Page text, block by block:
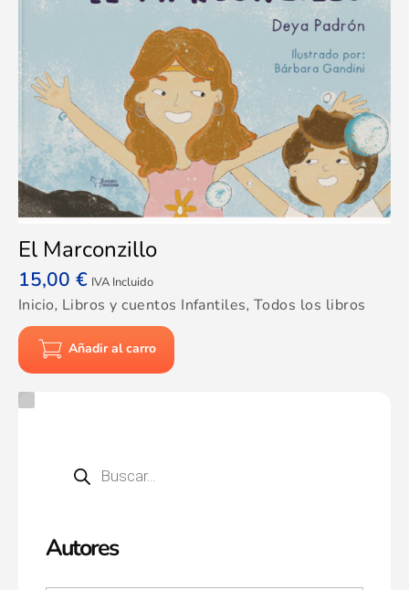
Autores
El Marconzillo
15,00 € IVA Incluido
Inicio, Libros y cuentos Infantiles, Todos los libros
Añadir al carro